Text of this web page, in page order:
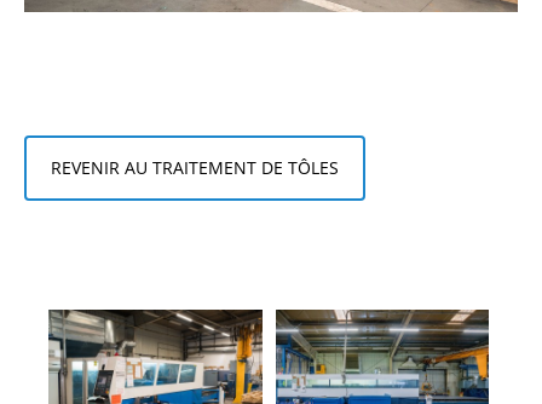
REVENIR AU TRAITEMENT DE TÔLES